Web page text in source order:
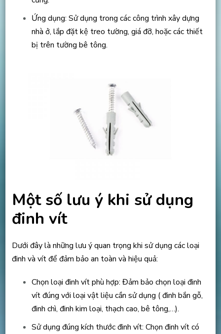
Ứng dụng: Sử dụng trong các công trình xây dựng
nhà ở, lắp đặt kệ treo tường, giá đỡ, hoặc các thiết
bị trên tường bê tông.
Một số lưu ý khi sử dụng
đinh vít
Dưới đây là những lưu ý quan trọng khi sử dụng các loại
đinh và vít để đảm bảo an toàn và hiệu quả:
Chọn loại đinh vít phù hợp: Đảm bảo chọn loại đinh
vít đúng với loại vật liệu cần sử dụng ( đinh bắn gỗ,
đinh chì, đinh kim loại, thạch cao, bê tông,…).
Sử dụng đúng kích thước đinh vít: Chọn đinh vít có